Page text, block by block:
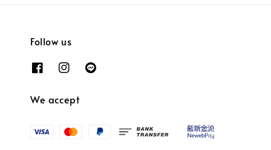
Follow us
We accept